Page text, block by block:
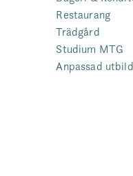
Restaurang
Trädgård
Studium MTG
Anpassad